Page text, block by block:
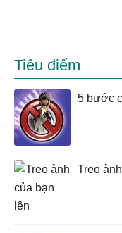
Tiêu điểm
5 bước
Treo